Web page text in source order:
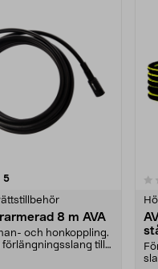
5recensioner
8 m AVA
och honkoppling.
förlängningsslang till
5 stjärnor